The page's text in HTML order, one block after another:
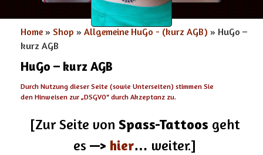
Home » Shop » Allgemeine HuGo - (kurz AGB) » HuGo –
kurz AGB
HuGo – kurz AGB
Durch Nutzung dieser Seite (sowie Unterseiten) stimmen Sie
den Hinweisen zur „DSGVO“ durch Akzeptanz zu.
[Zur Seite von Spass-Tattoos geht
es —> hier… weiter.]